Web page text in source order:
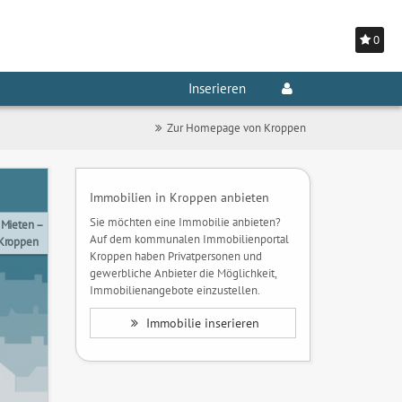
0
Inserieren
Zur Homepage von Kroppen
–
Immobilien in Kroppen anbieten
Sie möchten eine Immobilie anbieten?
Auf dem kommunalen Immobilienportal
Kroppen haben Privatpersonen und
gewerbliche Anbieter die Möglichkeit,
Immobilienangebote einzustellen.
Immobilie inserieren